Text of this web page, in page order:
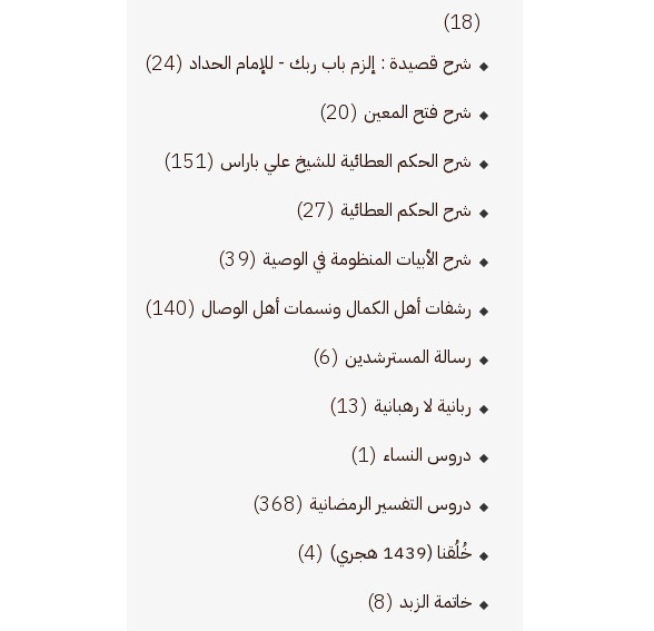
(18)
شرح قصيدة : إلزم باب ربك - للإمام الحداد (24)
شرح فتح المعين (20)
شرح الحكم العطائية للشيخ علي باراس (151)
شرح الحكم العطائية (27)
شرح الأبيات المنظومة في الوصية (39)
رشفات أهل الكمال ونسمات أهل الوصال (140)
رسالة المسترشدين (6)
ربانية لا رهبانية (13)
دروس النساء (1)
دروس التفسير الرمضانية (368)
خُلُقنا (1439 هجري) (4)
خاتمة الزبد (8)